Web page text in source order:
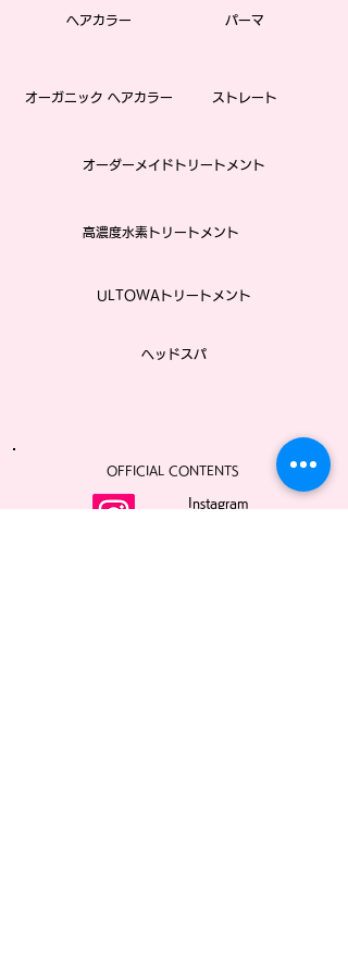
ヘアカラー パーマ
オーガニック ヘアカラー ストレート​
オーダーメイドトリートメント
高濃度水素トリートメント
ULTOWAトリートメント
ヘッドスパ
OFFICIAL CONTENTS
Instagram